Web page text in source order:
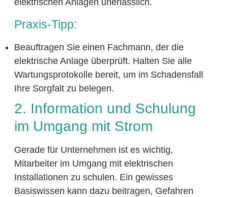
elektrischen Anlagen unerlässlich.
Praxis-Tipp:
Beauftragen Sie einen Fachmann, der die
elektrische Anlage überprüft. Halten Sie alle
Wartungsprotokolle bereit, um im Schadensfall
Ihre Sorgfalt zu belegen.
2. Information und Schulung
im Umgang mit Strom
Gerade für Unternehmen ist es wichtig,
Mitarbeiter im Umgang mit elektrischen
Installationen zu schulen. Ein gewisses
Basiswissen kann dazu beitragen, Gefahren